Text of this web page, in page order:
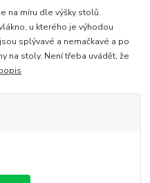
na míru dle výšky stolů.
u kterého je výhodou
splývavé a nemačkavé a po
na stoly. Není třeba uvádět, že